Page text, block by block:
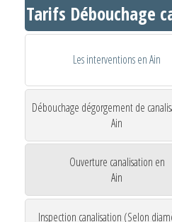
Tarifs Débouchage
Les interventions en Ain
Débouchage dégorgement de
Ain
Ouverture canalisation en
Ain
Inspection canalisation (Selon